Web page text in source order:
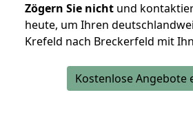
Zögern Sie nicht und
heute, um Ihren
Krefeld nach Breckerfeld mit
Kostenlose Angebote